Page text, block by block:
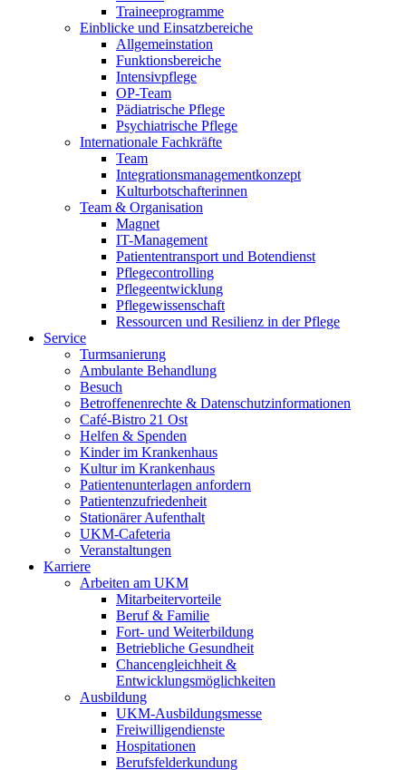
Traineeprogramme
Einblicke und Einsatzbereiche
Allgemeinstation
Funktionsbereiche
Intensivpflege
OP-Team
Pädiatrische Pflege
Psychiatrische Pflege
Internationale Fachkräfte
Team
Integrationsmanagementkonzept
Kulturbotschafterinnen
Team & Organisation
Magnet
IT-Management
Patiententransport und Botendienst
Pflegecontrolling
Pflegeentwicklung
Pflegewissenschaft
Ressourcen und Resilienz in der Pflege
Service
Turmsanierung
Ambulante Behandlung
Besuch
Betroffenenrechte & Datenschutzinformationen
Café-Bistro 21 Ost
Helfen & Spenden
Kinder im Krankenhaus
Kultur im Krankenhaus
Patientenunterlagen anfordern
Patientenzufriedenheit
Stationärer Aufenthalt
UKM-Cafeteria
Veranstaltungen
Karriere
Arbeiten am UKM
Mitarbeitervorteile
Beruf & Familie
Fort- und Weiterbildung
Betriebliche Gesundheit
Chancengleichheit &
Entwicklungsmöglichkeiten
Ausbildung
UKM-Ausbildungsmesse
Freiwilligendienste
Hospitationen
Berufsfelderkundung